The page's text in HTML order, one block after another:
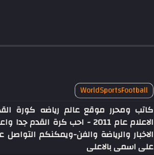
WorldSportsFootball
كاتب ومحرر موقع عالم رياضه كورة
الاعلام عام 2011 - احب كرة
الاخبار والرياضة والفن-ويمكنكم
على اسمى بالاعلى